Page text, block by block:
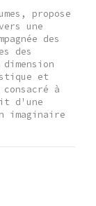
propose
une
des
des
et
à
d'une
imaginaire